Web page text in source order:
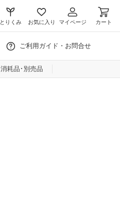
とりくみ お気に入り マイページ カート
ご利用ガイド・お問合せ
消耗品･別売品